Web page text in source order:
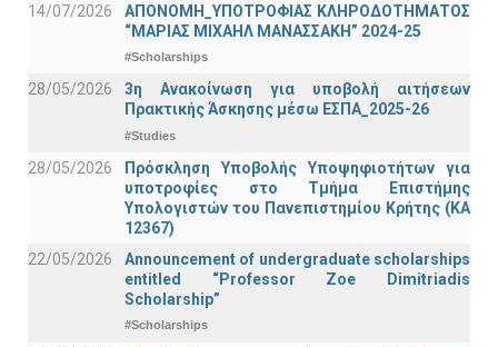
14/07/2026
ΑΠΟΝΟΜΗ_ΥΠΟΤΡΟΦΙΑΣ ΚΛΗΡΟΔΟΤΗΜΑΤΟΣ
“ΜΑΡΙΑΣ ΜΙΧΑΗΛ ΜΑΝΑΣΣΑΚΗ” 2024-25
#Scholarships
28/05/2026
3η Ανακοίνωση για υποβολή αιτήσεων
Πρακτικής Άσκησης μέσω ΕΣΠΑ_2025-26
#Studies
28/05/2026
Πρόσκληση Υποβολής Υποψηφιοτήτων για
υποτροφίες στο Τμήμα Επιστήμης
Υπολογιστών του Πανεπιστημίου Κρήτης (ΚΑ
12367)
22/05/2026
Announcement of undergraduate scholarships
entitled “Professor Zoe Dimitriadis
Scholarship”
#Scholarships